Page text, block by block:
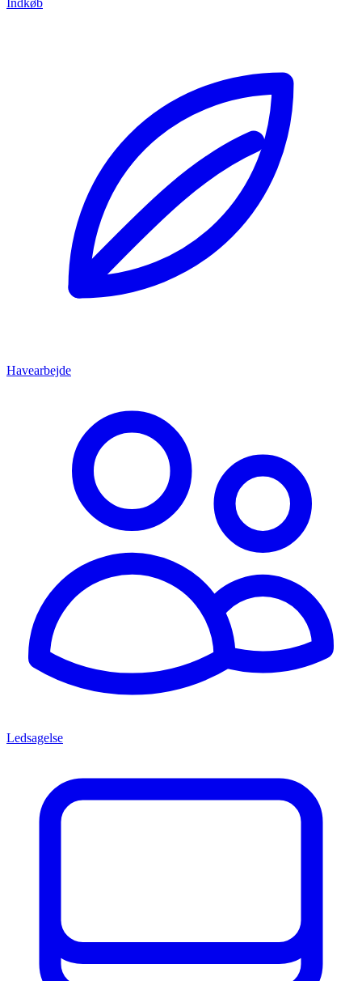
Indkøb
Havearbejde
Ledsagelse